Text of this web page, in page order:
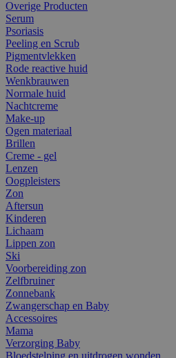
Overige Producten
Serum
Psoriasis
Peeling en Scrub
Pigmentvlekken
Rode reactive huid
Wenkbrauwen
Normale huid
Nachtcreme
Make-up
Ogen materiaal
Brillen
Creme - gel
Lenzen
Oogpleisters
Zon
Aftersun
Kinderen
Lichaam
Lippen zon
Ski
Voorbereiding zon
Zelfbruiner
Zonnebank
Zwangerschap en Baby
Accessoires
Mama
Verzorging Baby
Bloedstelping en uitdrogen wonden